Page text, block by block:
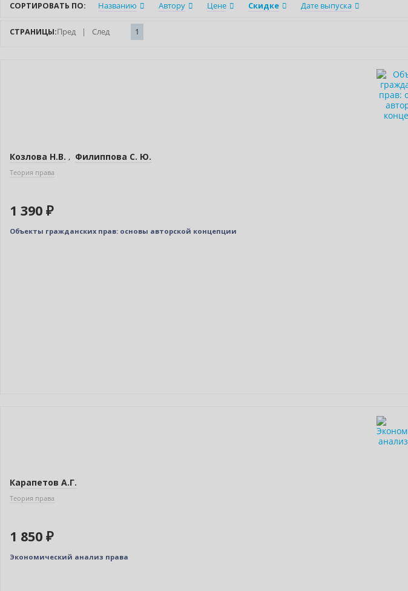
СОРТИРОВАТЬ ПО: Названию Автору Цене Скидке Дате выпуска
СТРАНИЦЫ:Пред | След 1
Козлова Н.В. , Филиппова С. Ю.
Теория права
1 390 ₽
Объекты гражданских прав: основы авторской концепции
Карапетов А.Г.
Теория права
1 850 ₽
Экономический анализ права